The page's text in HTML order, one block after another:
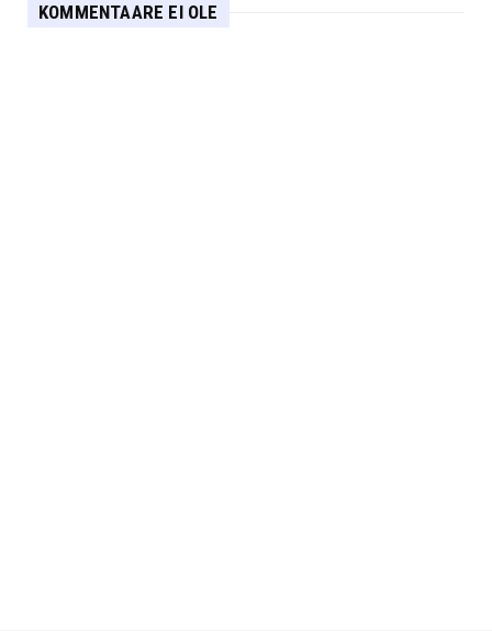
KOMMENTAARE EI OLE